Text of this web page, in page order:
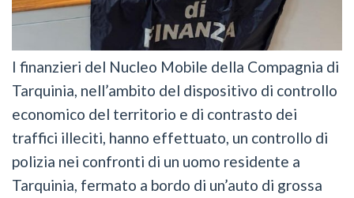
I finanzieri del Nucleo Mobile della Compagnia di
Tarquinia, nell’ambito del dispositivo di controllo
economico del territorio e di contrasto dei
traffici illeciti, hanno effettuato, un controllo di
polizia nei confronti di un uomo residente a
Tarquinia, fermato a bordo di un’auto di grossa